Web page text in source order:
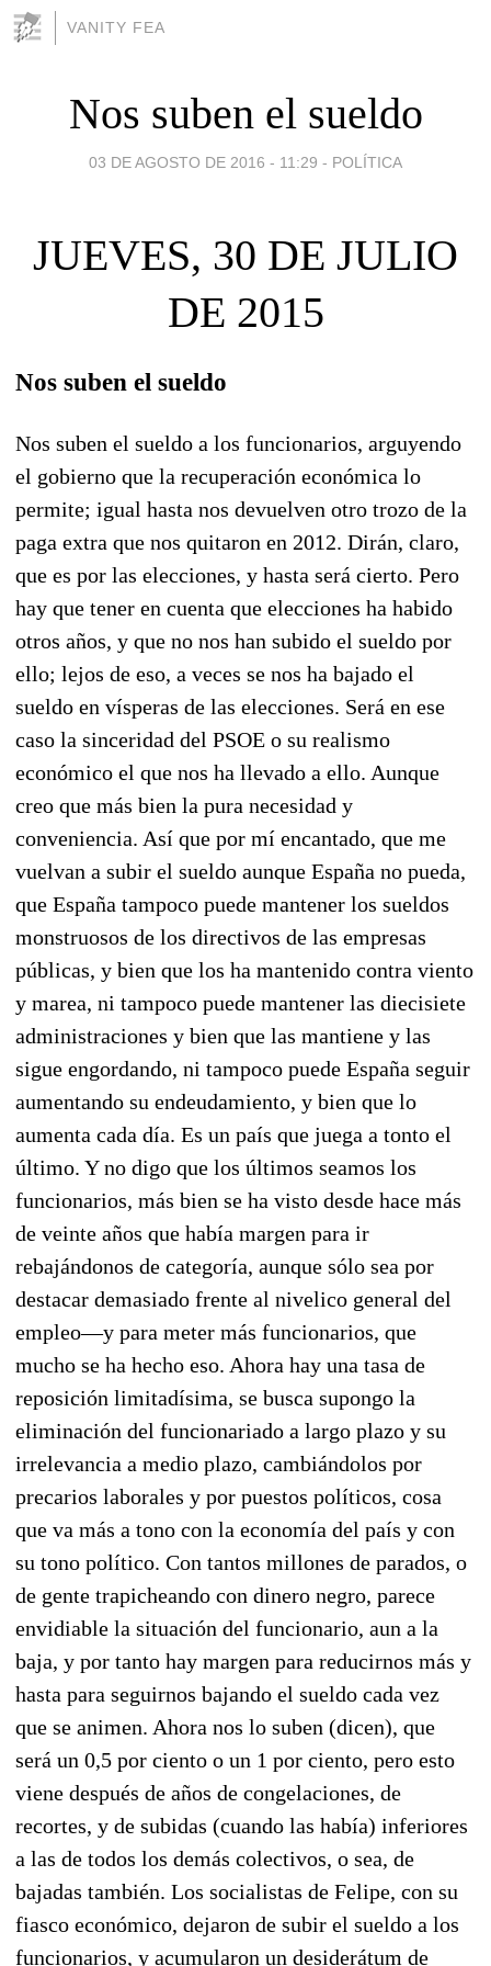
VANITY FEA
Nos suben el sueldo
03 DE AGOSTO DE 2016 - 11:29 - POLÍTICA
JUEVES, 30 DE JULIO
DE 2015
Nos suben el sueldo
Nos suben el sueldo a los funcionarios, arguyendo
el gobierno que la recuperación económica lo
permite; igual hasta nos devuelven otro trozo de la
paga extra que nos quitaron en 2012. Dirán, claro,
que es por las elecciones, y hasta será cierto. Pero
hay que tener en cuenta que elecciones ha habido
otros años, y que no nos han subido el sueldo por
ello; lejos de eso, a veces se nos ha bajado el
sueldo en vísperas de las elecciones. Será en ese
caso la sinceridad del PSOE o su realismo
económico el que nos ha llevado a ello. Aunque
creo que más bien la pura necesidad y
conveniencia. Así que por mí encantado, que me
vuelvan a subir el sueldo aunque España no pueda,
que España tampoco puede mantener los sueldos
monstruosos de los directivos de las empresas
públicas, y bien que los ha mantenido contra viento
y marea, ni tampoco puede mantener las diecisiete
administraciones y bien que las mantiene y las
sigue engordando, ni tampoco puede España seguir
aumentando su endeudamiento, y bien que lo
aumenta cada día. Es un país que juega a tonto el
último. Y no digo que los últimos seamos los
funcionarios, más bien se ha visto desde hace más
de veinte años que había margen para ir
rebajándonos de categoría, aunque sólo sea por
destacar demasiado frente al nivelico general del
empleo—y para meter más funcionarios, que
mucho se ha hecho eso. Ahora hay una tasa de
reposición limitadísima, se busca supongo la
eliminación del funcionariado a largo plazo y su
irrelevancia a medio plazo, cambiándolos por
precarios laborales y por puestos políticos, cosa
que va más a tono con la economía del país y con
su tono político. Con tantos millones de parados, o
de gente trapicheando con dinero negro, parece
envidiable la situación del funcionario, aun a la
baja, y por tanto hay margen para reducirnos más y
hasta para seguirnos bajando el sueldo cada vez
que se animen. Ahora nos lo suben (dicen), que
será un 0,5 por ciento o un 1 por ciento, pero esto
viene después de años de congelaciones, de
recortes, y de subidas (cuando las había) inferiores
a las de todos los demás colectivos, o sea, de
bajadas también. Los socialistas de Felipe, con su
fiasco económico, dejaron de subir el sueldo a los
funcionarios, y acumularon un desiderátum de